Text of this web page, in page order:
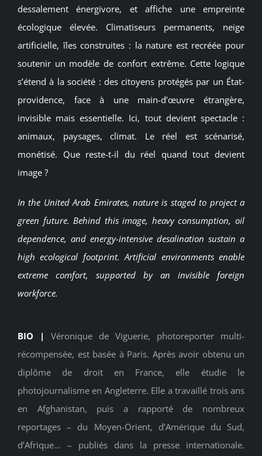
dessalement énergivore, et affiche une empreinte
écologique élevée. Climatiseurs permanents, neige
artificielle, îles construites : la nature est recréée pour
soutenir un modèle de confort extrême. Cette logique
s’étend à la société : des citoyens protégés par un État-
providence, face à une main-d’œuvre étrangère,
invisible mais essentielle. Ici, tout devient spectacle :
animaux, paysages, climat. Le réel est scénarisé,
monétisé. Que reste-t-il du réel quand tout devient
image ?
In the United Arab Emirates, nature is staged to project a
green future. Behind this image, heavy consumption, oil
dependence, and energy-intensive desalination sustain a
high ecological footprint. Artificial environments enable
extreme comfort, supported by an invisible foreign
workforce.
BIO |
Véronique de Viguerie, photoreporter multi-
récompensée, est basée à Paris. Après avoir obtenu un
diplôme de droit en France, elle étudie le
photojournalisme en Angleterre. Elle a travaillé trois ans
en Afghanistan, puis a rapporté de nombreux
reportages – du Moyen-Orient, d’Amérique du Sud,
d’Afrique… – publiés dans la presse internationale.